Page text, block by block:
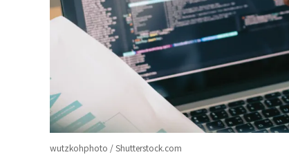
wutzkohphoto / Shutterstock.com